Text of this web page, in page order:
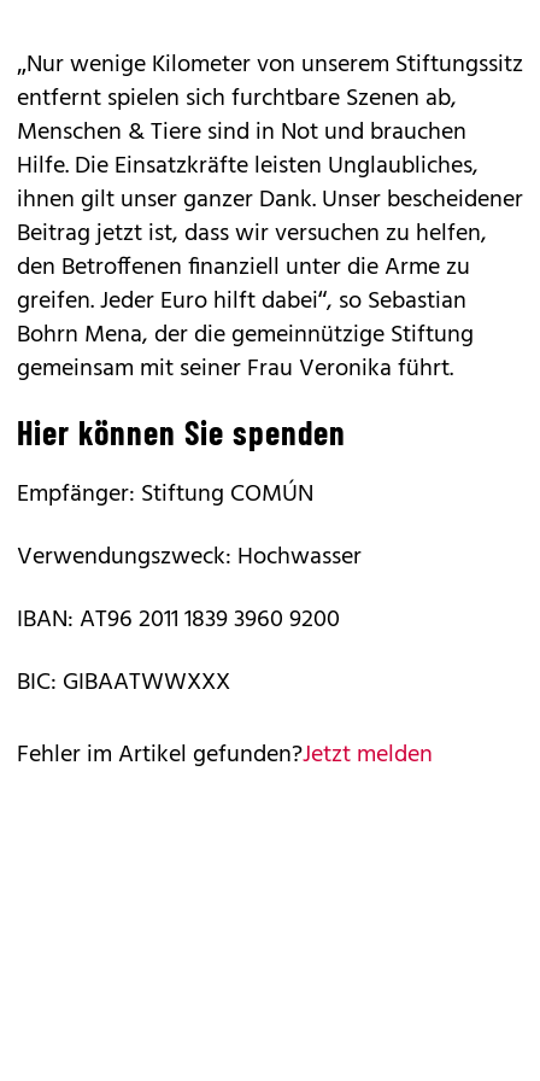
„Nur wenige Kilometer von unserem Stiftungssitz
entfernt spielen sich furchtbare Szenen ab,
Menschen & Tiere sind in Not und brauchen
Hilfe. Die Einsatzkräfte leisten Unglaubliches,
ihnen gilt unser ganzer Dank. Unser bescheidener
Beitrag jetzt ist, dass wir versuchen zu helfen,
den Betroffenen finanziell unter die Arme zu
greifen. Jeder Euro hilft dabei“, so Sebastian
Bohrn Mena, der die gemeinnützige Stiftung
gemeinsam mit seiner Frau Veronika führt.
Hier können Sie spenden
Empfänger: Stiftung COMÚN
Verwendungszweck: Hochwasser
IBAN: AT96 2011 1839 3960 9200
BIC: GIBAATWWXXX
Fehler im Artikel gefunden?Jetzt melden